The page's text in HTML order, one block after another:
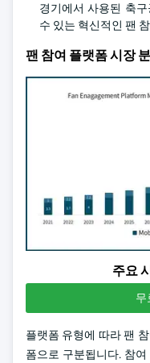
경기에서 사용된 축
수 있는 혁신적인 팬
팬 참여 플랫폼 시장
주요
무
플랫폼 유형에 따라 팬
폼으로 구분됩니다. 참